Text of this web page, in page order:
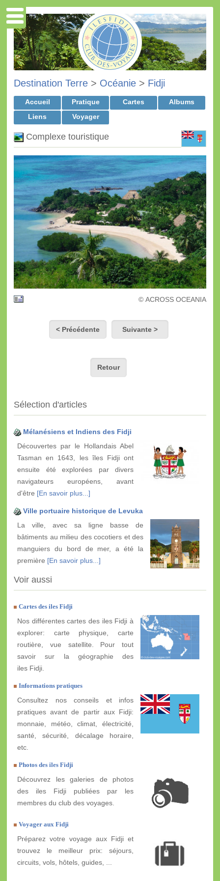
Destination Terre > Océanie > Fidji
Accueil Pratique Cartes
Albums
Liens
Voyager
Complexe touristique
© ACROSS OCEANIA
< Précédente Suivante >
Retour
Sélection d'articles
Mélanésiens et Indiens des Fidji
Découvertes par le Hollandais Abel
Tasman en 1643, les îles Fidji ont
ensuite été explorées par divers
navigateurs européens, avant
d'être [En savoir plus...]
Ville portuaire historique de Levuka
La ville, avec sa ligne basse de
bâtiments au milieu des cocotiers et des
manguiers du bord de mer, a été la
première [En savoir plus...]
Voir aussi
Cartes des iles Fidji
Nos différentes cartes des iles Fidji à
explorer: carte physique, carte
routière, vue satellite. Pour tout
savoir sur la géographie des
iles Fidji.
Informations pratiques
Consultez nos conseils et infos
pratiques avant de partir aux Fidji:
monnaie, météo, climat, électricité,
santé, sécurité, décalage horaire,
etc.
Photos des iles Fidji
Découvrez les galeries de photos
des iles Fidji publiées par les
membres du club des voyages.
Voyager aux Fidji
Préparez votre voyage aux Fidji et
trouvez le meilleur prix: séjours,
circuits, vols, hôtels, guides, ...